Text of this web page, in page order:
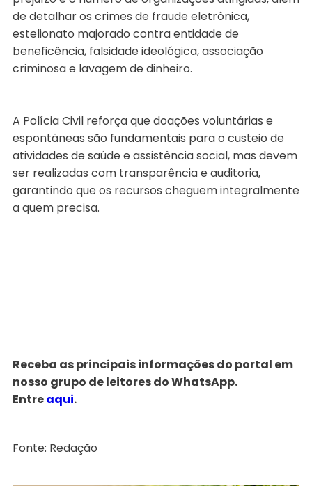
de detalhar os crimes de fraude eletrônica,
estelionato majorado contra entidade de
beneficência, falsidade ideológica, associação
criminosa e lavagem de dinheiro.
A Polícia Civil reforça que doações voluntárias e
espontâneas são fundamentais para o custeio de
atividades de saúde e assistência social, mas devem
ser realizadas com transparência e auditoria,
garantindo que os recursos cheguem integralmente
a quem precisa.
Receba as principais informações do portal em
nosso grupo de leitores do WhatsApp.
Entreaqui.
Fonte: Redação